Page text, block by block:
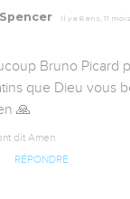
Il y a 6 ans, 11 mois
Bruno Picard
que Dieu vous
🙏
dit Amen
RÉPONDRE